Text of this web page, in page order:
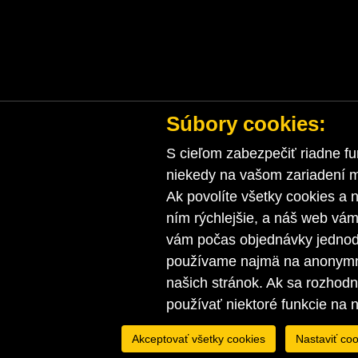
Súbory cookies:
S cieľom zabezpečiť riadne
niekedy na vašom zariadení
Ak povolíte všetky cookies a
ním rýchlejšie, a náš web
vám počas objednávky
používame najmä na
našich stránok. Ak sa
používať niektoré funkcie na
Akceptovať všetky cookies Nastaviť